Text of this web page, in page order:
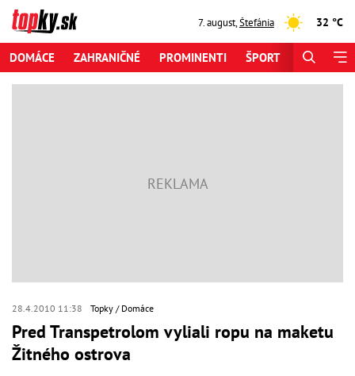
7. august,Štefánia 32 °C
DOMÁCE ZAHRANIČNÉ PROMINENTI ŠPORT
28.4.2010 11:38 Topky Domáce
Pred Transpetrolom vyliali ropu na maketu
Žitného ostrova